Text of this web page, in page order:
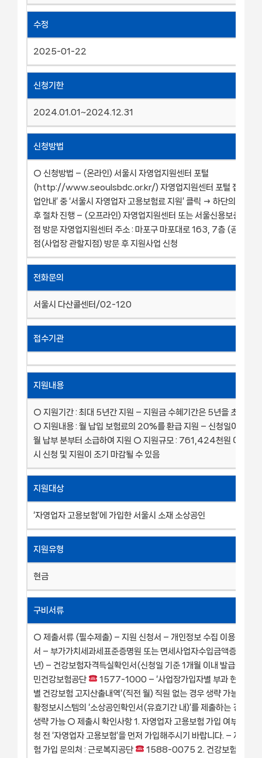
수정
2025-01-22
신청기한
2024.01.01~2024.12.31
신청방법
○ 신청방법 – (온라인) 서울시 자영업지원센터 포털
(http://www.seoulsbdc.or.kr/) 자영업지원센터 포털 접속 →
업안내’ 중 ‘서울시 자영업자 고용보험료 지원’ 클릭 → 하단의 ‘사업
후 절차 진행 – (오프라인) 자영업지원센터 또는 서울신용보증재단
점 방문 자영업지원센터 주소 : 마포구 마포대로 163, 7층 (공덕동)
점(사업장 관할지점) 방문 후 지원사업 신청
전화문의
서울시 다산콜센터/02-120
접수기관
지원내용
○ 지원기간 : 최대 5년간 지원 – 지원금 수혜기간은 5년을 초과할
○ 지원내용 : 월 납입 보험료의 20%를 환급 지원 – 신청일이 속한
월 납부 분부터 소급하여 지원 ○ 지원규모 : 761,424천원 이내 –
시 신청 및 지원이 조기 마감될 수 있음
지원대상
‘자영업자 고용보험’에 가입한 서울시 소재 소상공인
지원유형
현금
구비서류
○ 제출서류 (필수제출) – 지원 신청서 – 개인정보 수집 이용 제공
서 – 부가가치세과세표준증명원 또는 면세사업자수입금액증명원(
년) – 건강보험자격득실확인서(신청일 기준 1개월 이내 발급분) 발
민건강보험공단
1577-1000 – ‘사업장가입자별 부과 현황’ 또
별 건강보험 고지산출내역’(직전 월) 직원 없는 경우 생략 가능 * 중
황정보시스템의 ‘소상공인확인서(유효기간 내)’를 제출하는 경우 필
생략 가능 ○ 제출시 확인사항 1. 자영업자 고용보험 가입 여부 – 지
청 전 ‘자영업자 고용보험’을 먼저 가입해주시기 바랍니다. – 자영업
험 가입 문의처 : 근로복지공단
1588-0075 2. 건강보험자격득